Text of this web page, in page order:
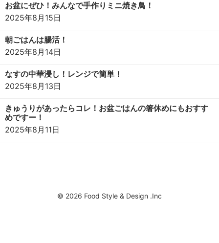
お盆にぜひ！みんなで手作りミニ焼き鳥！
2025年8月15日
朝ごはんは腸活！
2025年8月14日
なすの中華浸し！レンジで簡単！
2025年8月13日
きゅうりがあったらコレ！お盆ごはんの箸休めにもおすす
めですー！
2025年8月11日
© 2026 Food Style & Design .Inc